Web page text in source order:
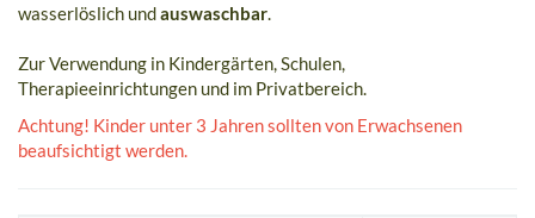
wasserlöslich undauswaschbar
Zur Verwendung in Kindergärten, Schulen,
Therapieeinrichtungen und im Privatbereich.
Achtung! Kinder unter 3 Jahren sollten von Erwachsenen
beaufsichtigt werden.